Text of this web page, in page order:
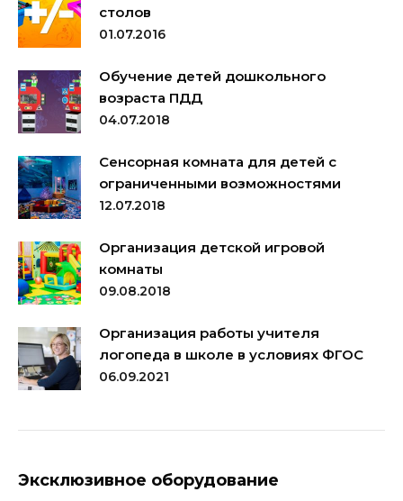
столов
01.07.2016
Обучение детей дошкольного
возраста ПДД
04.07.2018
Сенсорная комната для детей с
ограниченными возможностями
12.07.2018
Организация детской игровой
комнаты
09.08.2018
Организация работы учителя
логопеда в школе в условиях ФГОС
06.09.2021
Эксклюзивное оборудование